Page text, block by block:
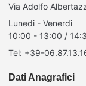
Via Adolfo
Lunedi - Venerdi
10:00 - 13:00 /
Tel: +39-
Dati Anagrafici